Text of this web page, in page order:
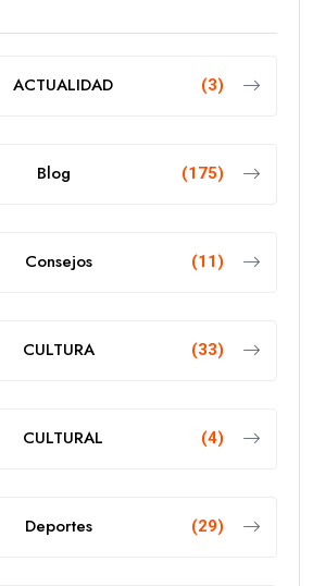
ACTUALIDAD (3)
Blog (175)
Consejos (11)
CULTURA (33)
CULTURAL (4)
Deportes (29)